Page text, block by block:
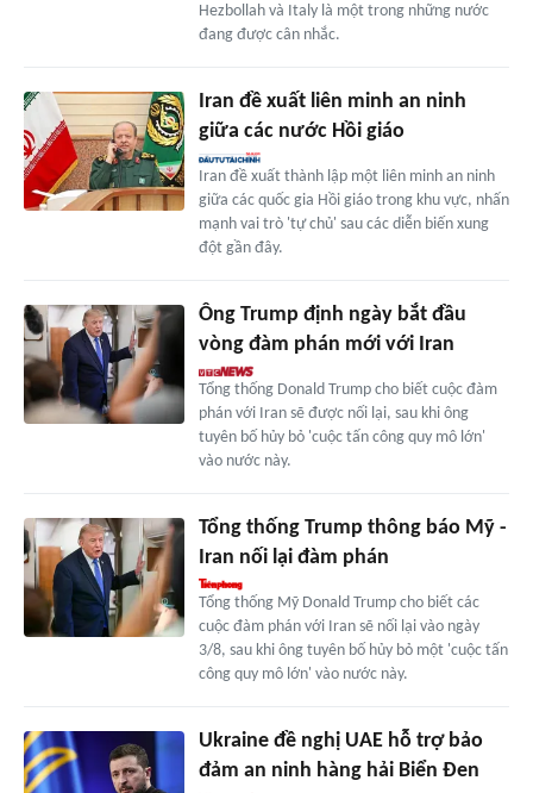
Hezbollah và Italy là một trong những nước
đang được cân nhắc.
Iran đề xuất liên minh an ninh
giữa các nước Hồi giáo
Iran đề xuất thành lập một liên minh an ninh
giữa các quốc gia Hồi giáo trong khu vực, nhấn
mạnh vai trò 'tự chủ' sau các diễn biến xung
đột gần đây.
Ông Trump định ngày bắt đầu
vòng đàm phán mới với Iran
Tổng thống Donald Trump cho biết cuộc đàm
phán với Iran sẽ được nối lại, sau khi ông
tuyên bố hủy bỏ 'cuộc tấn công quy mô lớn'
vào nước này.
Tổng thống Trump thông báo Mỹ -
Iran nối lại đàm phán
Tổng thống Mỹ Donald Trump cho biết các
cuộc đàm phán với Iran sẽ nối lại vào ngày
3/8, sau khi ông tuyên bố hủy bỏ một 'cuộc tấn
công quy mô lớn' vào nước này.
Ukraine đề nghị UAE hỗ trợ bảo
đảm an ninh hàng hải Biển Đen